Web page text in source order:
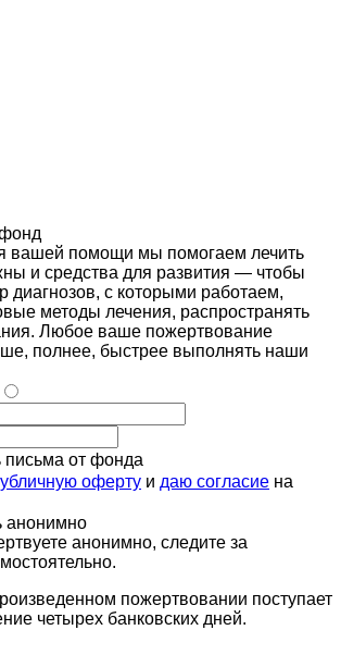
вашей помощи мы помогаем лечить
и средства для развития — чтобы
диагнозов, с которыми работаем,
методы лечения, распространять
Любое ваше пожертвование
полнее, быстрее выполнять наши
письма от фонда
оферту и даю согласие на
анонимно
анонимно, следите за
пожертвовании поступает
четырех банковских дней.